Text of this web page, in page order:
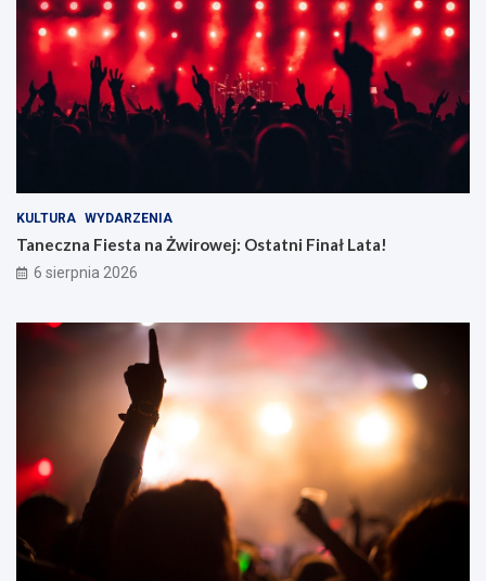
KULTURA WYDARZENIA
Taneczna Fiesta na Żwirowej: Ostatni Finał Lata!
6 sierpnia 2026